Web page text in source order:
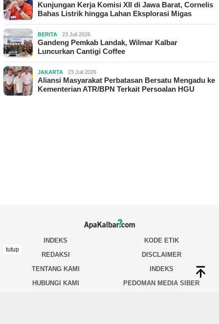
Kunjungan Kerja Komisi XII di Jawa Barat, Cornelis
Bahas Listrik hingga Lahan Eksplorasi Migas
BERITA 23 Juli 2026
Gandeng Pemkab Landak, Wilmar Kalbar
Luncurkan Cantigi Coffee
JAKARTA 23 Juli 2026
Aliansi Masyarakat Perbatasan Bersatu Mengadu ke
Kementerian ATR/BPN Terkait Persoalan HGU
tutup